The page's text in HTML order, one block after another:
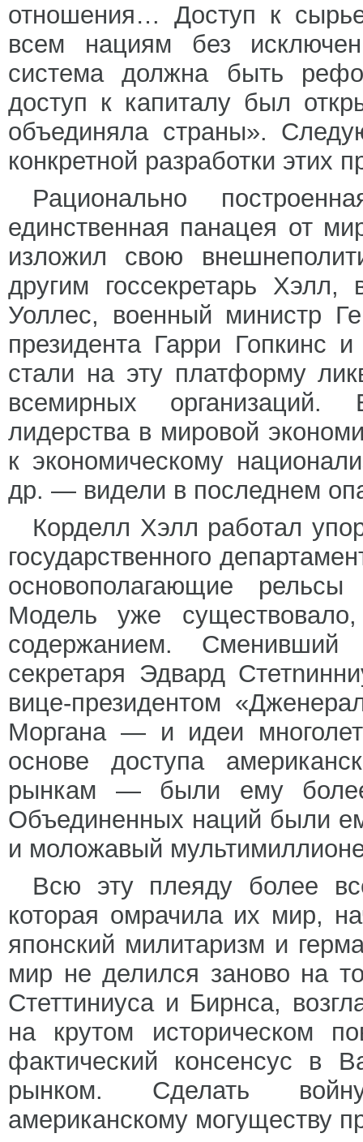
отношения… Доступ к
всем нациям без
система должна быть
доступ к капиталу был
объединяла страны».
конкретной разработки этих
Рационально
единственная панацея от
изложил свою
другим госсекретарь Хэлл,
Уоллес, военный министр
президента Гарри Гопкинс
стали на эту платформу
всемирных организаций.
лидерства в мировой
к экономическому
др. — видели в последнем
Корделл Хэлл работал
государственного
основополагающие рельсы
Модель уже
содержанием. Сменивший
секретаря Эдвард
вице-президентом
Моргана — и идеи
основе доступа
рынкам — были ему
Объединенных наций были
и моложавый
Всю эту плеяду более
которая омрачила их мир,
японский милитаризм и
мир не делился заново на
Стеттиниуса и Бирнса,
на крутом историческом
фактический консенсус в
рынком. Сделать
американскому могуществу